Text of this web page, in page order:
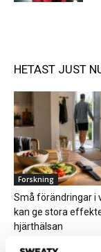
HETAST JUST
Forskning
Små förändringar i
kan ge stora
hjärthälsan